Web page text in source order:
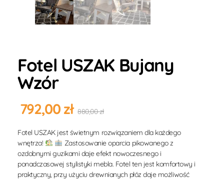
Fotel USZAK Bujany
Wzór
792,00zł 880,00zł
Fotel USZAK jest świetnym rozwiązaniem dla każdego
wnętrza!
Zastosowanie oparcia pikowanego z
ozdobnymi guzikami daje efekt nowoczesnego i
ponadczasowej stylistyki mebla. Fotel ten jest komfortowy i
praktyczny, przy użyciu drewnianych płóz daje możliwość